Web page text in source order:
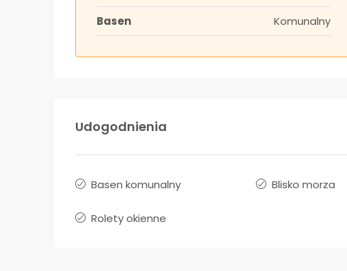
Basen
Komunalny
Udogodnienia
Basen komunalny Blisko morza
Rolety okienne